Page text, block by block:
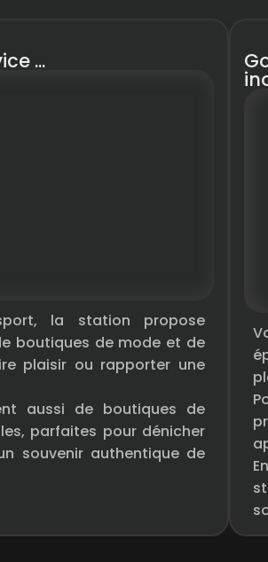
...
la station propose
boutiques de mode et de
plaisir ou rapporter une
aussi de boutiques de
parfaites pour dénicher
souvenir authentique de